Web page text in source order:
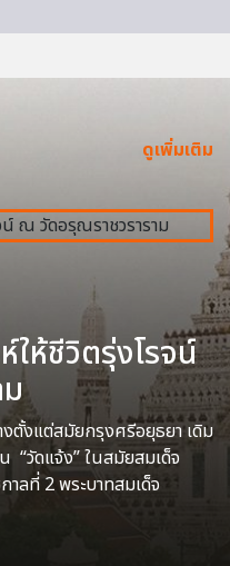
ดูเพิ่มเติม
ห์ให้ชีวิตรุ่งโรจน์
งตั้งแต่สมัยกรุงศรีอยุธยา เดิม
“วัดแจ้ง” ในสมัยสมเด็จ
าลที่ 2 พระบาทสมเด็จ